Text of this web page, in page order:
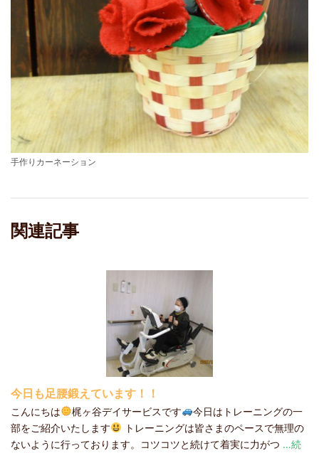
手作りカーネーション
関連記事
今日も足腰鍛えています！！
こんにちは 梶ヶ谷デイサービスです
今日はトレーニングの一
部をご紹介いたします
トレーニングは皆さまのペースで無理の
ないように行っております。コツコツと続けて着実に力がつ …続